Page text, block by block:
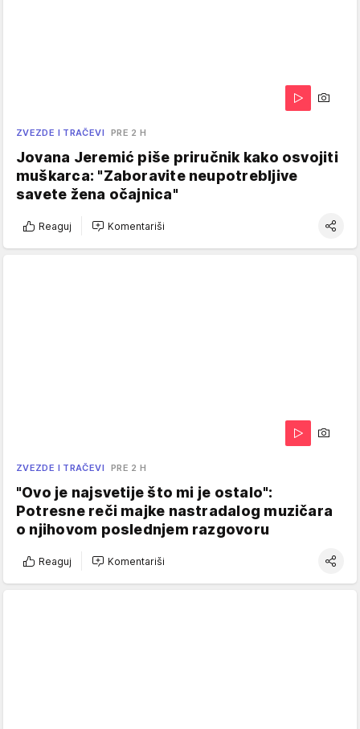
ZVEZDE I TRAČEVI PRE 2 H
Jovana Jeremić piše priručnik kako osvojiti
muškarca: "Zaboravite neupotrebljive
savete žena očajnica"
Reaguj Komentariši
ZVEZDE I TRAČEVI PRE 2 H
"Ovo je najsvetije što mi je ostalo":
Potresne reči majke nastradalog muzičara
o njihovom poslednjem razgovoru
Reaguj Komentariši